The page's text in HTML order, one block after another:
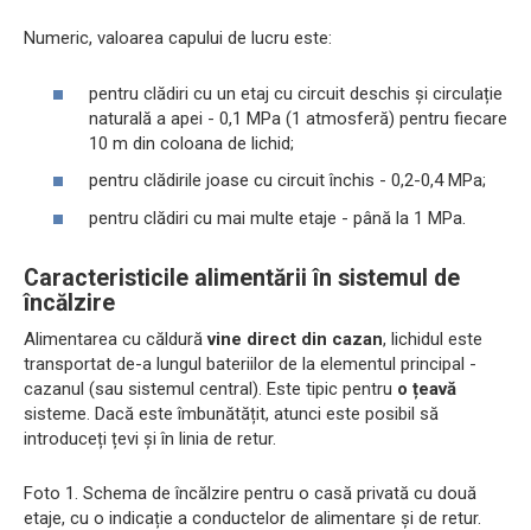
Numeric, valoarea capului de lucru este:
pentru clădiri cu un etaj cu circuit deschis și circulație
naturală a apei - 0,1 MPa (1 atmosferă) pentru fiecare
10 m din coloana de lichid;
pentru clădirile joase cu circuit închis - 0,2-0,4 MPa;
pentru clădiri cu mai multe etaje - până la 1 MPa.
Caracteristicile alimentării în sistemul de
încălzire
Alimentarea cu căldurăvine direct din cazan, lichidul este
transportat de-a lungul bateriilor de la elementul principal -
cazanul (sau sistemul central). Este tipic pentru o țeavă
sisteme. Dacă este îmbunătățit, atunci este posibil să
introduceți țevi și în linia de retur.
Foto 1. Schema de încălzire pentru o casă privată cu două
etaje, cu o indicație a conductelor de alimentare și de retur.